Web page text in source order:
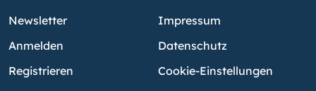
Newsletter
Anmelden
Registrieren
Impressum
Datenschutz
Cookie-Einstellungen